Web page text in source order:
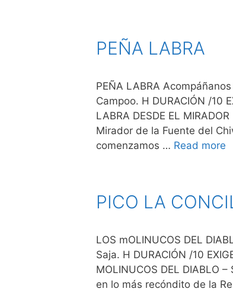
PEÑA LABRA
PEÑA LABRA
Campoo. H DURACIÓN /10
LABRA DESDE EL
Mirador de la Fuente del
comenzamos … Read more
PICO LA
LOS mOLINUCOS DEL
Saja. H DURACIÓN /10
MOLINUCOS DEL DIABLO
en lo más recóndito de la